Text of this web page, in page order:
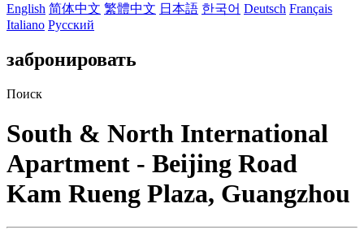
English 简体中文 繁體中文 日本語 한국어 Deutsch Français
Italiano Русский
забронировать
Поиск
South & North International
Apartment - Beijing Road
Kam Rueng Plaza, Guangzhou